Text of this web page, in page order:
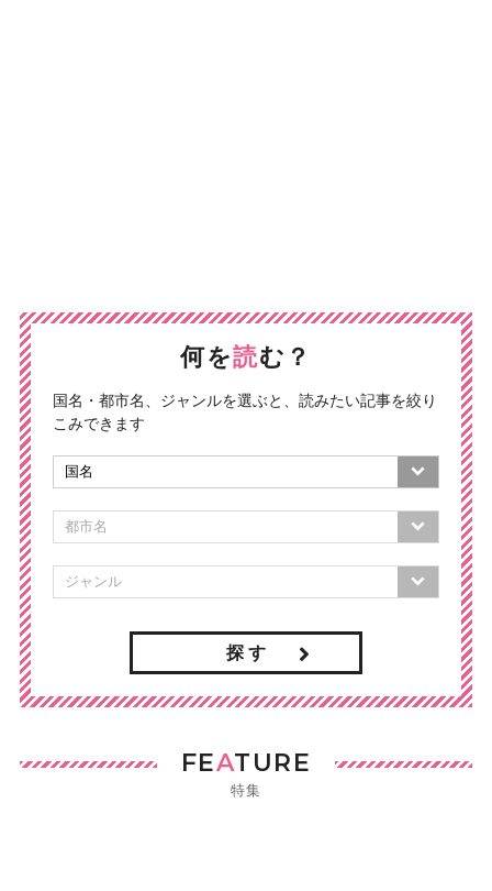
何を読む？
国名・都市名、ジャンルを選ぶと、読みたい記事を絞り
こみできます
探 す
FEATURE
特集